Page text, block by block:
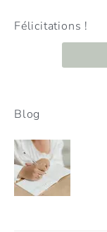
Félicitations !
Blog